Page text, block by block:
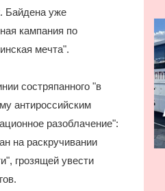
Байдена уже
кампания по
мечта".
состряпанного "в
антироссийским
разоблачение":
на раскручивании
грозящей увести